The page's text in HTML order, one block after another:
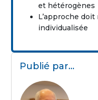
et hétérogènes
L’approche
individualisée
Publié par…